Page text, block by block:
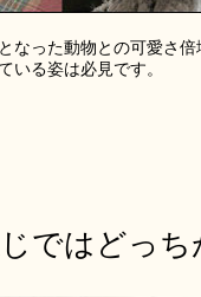
なった動物との可愛さ
いる姿は必見です。
ではどっ